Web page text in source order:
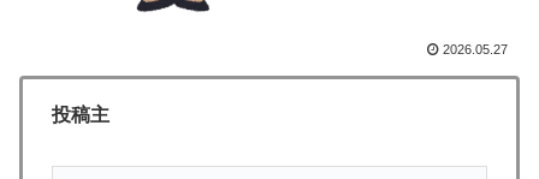
てしまったディズニー信者、帰国後『本家』に失望する
事態に
▶ 外国人「使い捨てだ」FIFA会長、辞任危機でトランプ政
2026.05.27
投稿主